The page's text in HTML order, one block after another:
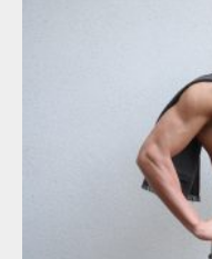
公園のマッチョ
ダウンロード